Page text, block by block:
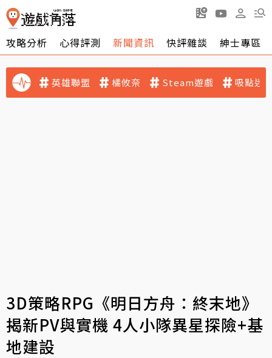
攻略分析 心得評測 新聞資訊 快評雜談 紳士專區
英雄聯盟 橘攸奈 Steam遊戲 吸點迷
3D策略RPG《明日方舟：終末地》
揭新PV與實機 4人小隊異星探險+基
地建設